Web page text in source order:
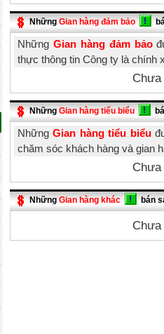
NhữngGian hàng đảm bảo
Những Gian hàng đảm bảo
thực thông tin Công ty là chính
Chưa
NhữngGian hàng tiểu biểu
NhữngGian hàng tiểu biểu
chăm sóc khách hàng và gian
Chưa
NhữngGian hàng khác bán
Chưa